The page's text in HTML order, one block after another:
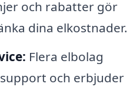
och rabatter gör
dina elkostnader.
Flera elbolag
och erbjuder